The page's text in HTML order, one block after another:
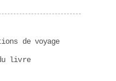
de voyage
livre